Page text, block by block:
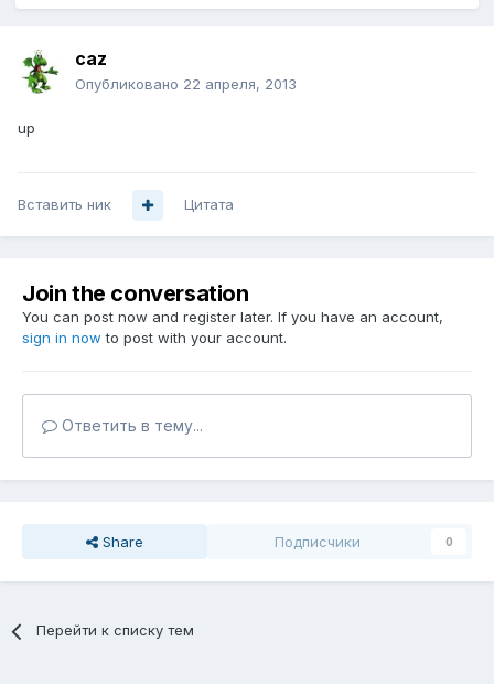
caz
Опубликовано 22 апреля, 2013
up
Вставить ник Цитата
Join the conversation
You can post now and register later. If you have an account,
sign in now to post with your account.
Ответить в тему...
Share Подписчики 0
Перейти к списку тем